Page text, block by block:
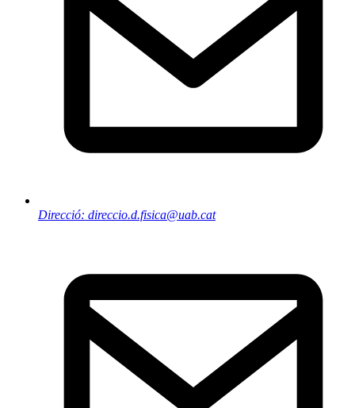
Direcció: direccio.d.fisica@uab.cat